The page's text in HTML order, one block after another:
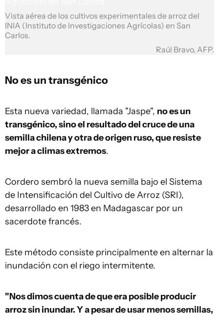
Vista aérea de los cultivos experimentales de arroz del
INIA (Instituto de Investigaciones Agrícolas) en San
Carlos.
Raúl Bravo, AFP.
No es un transgénico
Esta nueva variedad, llamada "Jaspe", no es un
transgénico, sino el resultado del cruce de una
semilla chilena y otra de origen ruso, que resiste
mejor a climas extremos.
Cordero sembró la nueva semilla bajo el Sistema
de Intensificación del Cultivo de Arroz (SRI),
desarrollado en 1983 en Madagascar por un
sacerdote francés.
Este método consiste principalmente en alternar la
inundación con el riego intermitente.
"Nos dimos cuenta de que era posible producir
arroz sin inundar. Y a pesar de usar menos semillas,